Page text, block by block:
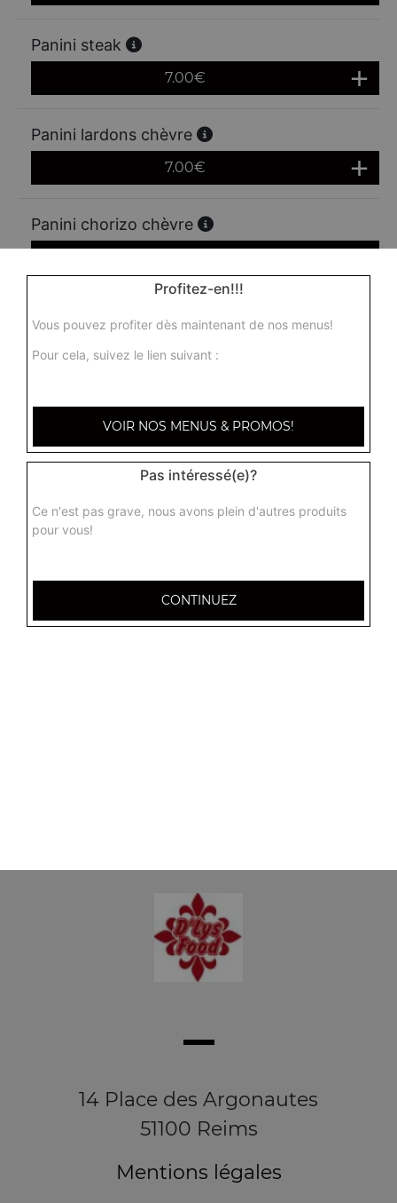
Panini steak
7.00€
Panini lardons chèvre
7.00€
Panini chorizo chèvre
7.00
Panini jambon
7.00 €
Panini saumon
14 Place des Argonautes
51100 Reims
Mentions légales
Profitez-en!!!
Vous pouvez profiter dès maintenant de nos menus!
Pour cela, suivez le lien suivant :
VOIR NOS MENUS & PROMOS!
Pas intéressé(e)?
Ce n'est pas grave, nous avons plein d'autres produits
pour vous!
CONTINUEZ